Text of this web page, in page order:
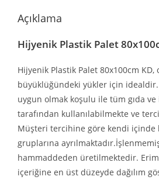
Açıklama
Hijyenik Plastik Palet
Hijyenik Plastik Palet 80x100cm KD,
büyüklüğündeki yükler için idealdir.
uygun olmak koşulu ile tüm gıda
tarafından kullanılabilmekte ve
Müşteri tercihine göre kendi içinde
gruplarına
hammaddeden üretilmektedir.
içeriğine en üst düzeyde dağılım